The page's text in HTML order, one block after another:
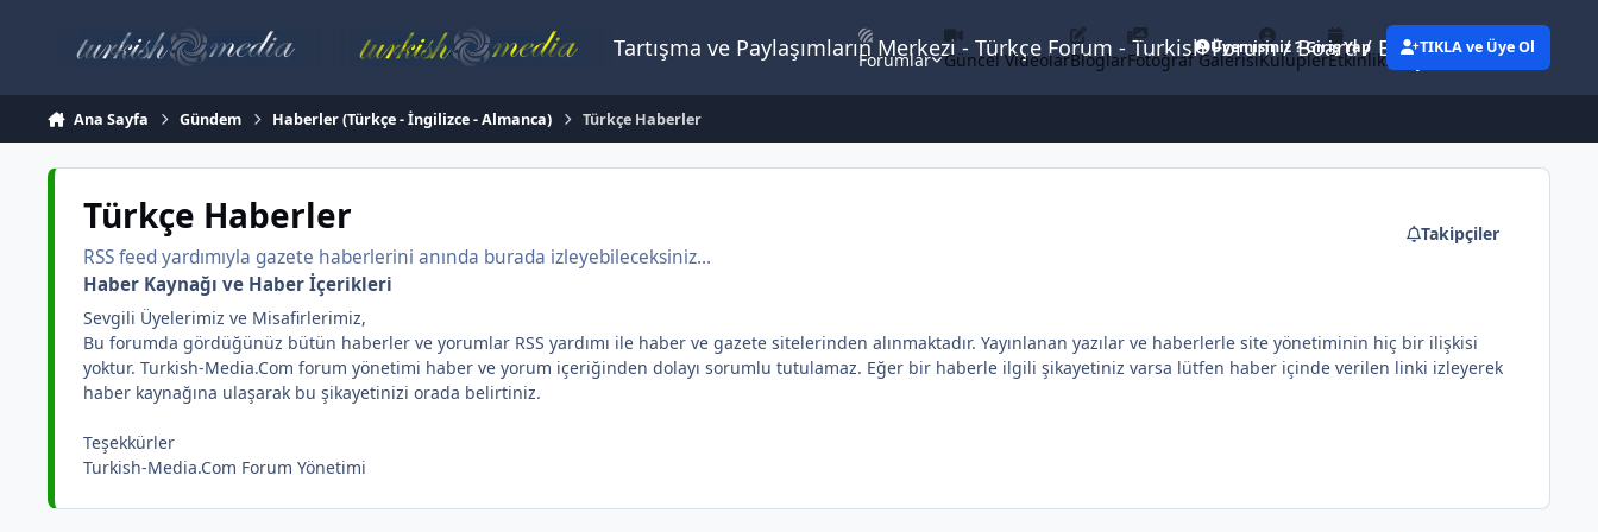
Tartışma ve Paylaşımların Merkezi - Türkçe Forum - Turkish Forum / Board / Blog
Forumlar Güncel VideolarBloglarFotoğraf GalerisiKulüplerEtkinliklerEylemler
Üyemisiniz ? Giriş Yap TIKLA ve Üye Ol
Ana Sayfa Gündem Haberler (Türkçe - İngilizce - Almanca) Türkçe Haberler
Türkçe Haberler
RSS feed yardımıyla gazete haberlerini anında burada izleyebileceksiniz...
Takipçiler
Haber Kaynağı ve Haber İçerikleri
Sevgili Üyelerimiz ve Misafirlerimiz,
Bu forumda gördüğünüz bütün haberler ve yorumlar RSS yardımı ile haber ve gazete sitelerinden alınmaktadır. Yayınlanan yazılar ve haberlerle site yönetiminin hiç bir ilişkisi
yoktur. Turkish-Media.Com forum yönetimi haber ve yorum içeriğinden dolayı sorumlu tutulamaz. Eğer bir haberle ilgili şikayetiniz varsa lütfen haber içinde verilen linki izleyerek
haber kaynağına ulaşarak bu şikayetinizi orada belirtiniz.
Teşekkürler
Turkish-Media.Com Forum Yönetimi